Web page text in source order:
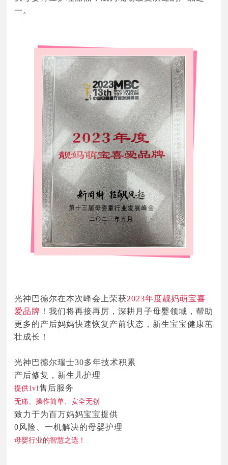
一。
光神巴德尔在本次峰会上荣获2023年度靓妈萌宝喜
爱品牌 ！我们将再接再厉，深耕月子母婴领域，帮助
更多的产后妈妈快速恢复产前状态，新生宝宝健康茁
壮成长！
光神巴德尔瑞士30多年技术积累
产后修复，新生儿护理
提供1v1售后服务
无痛、操作简单、安全无创
致力于为百万妈妈宝宝提供
0风险、一机解决的母婴护理
母婴行业的智慧之选！